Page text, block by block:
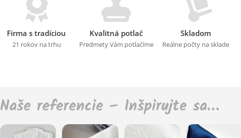
Firma s tradíciou
21 rokov na trhu
Kvalitná potlač
Predmety Vám potlačíme
Skladom
Reálne počty na sklade
Naše referencie – Inšpirujte sa…